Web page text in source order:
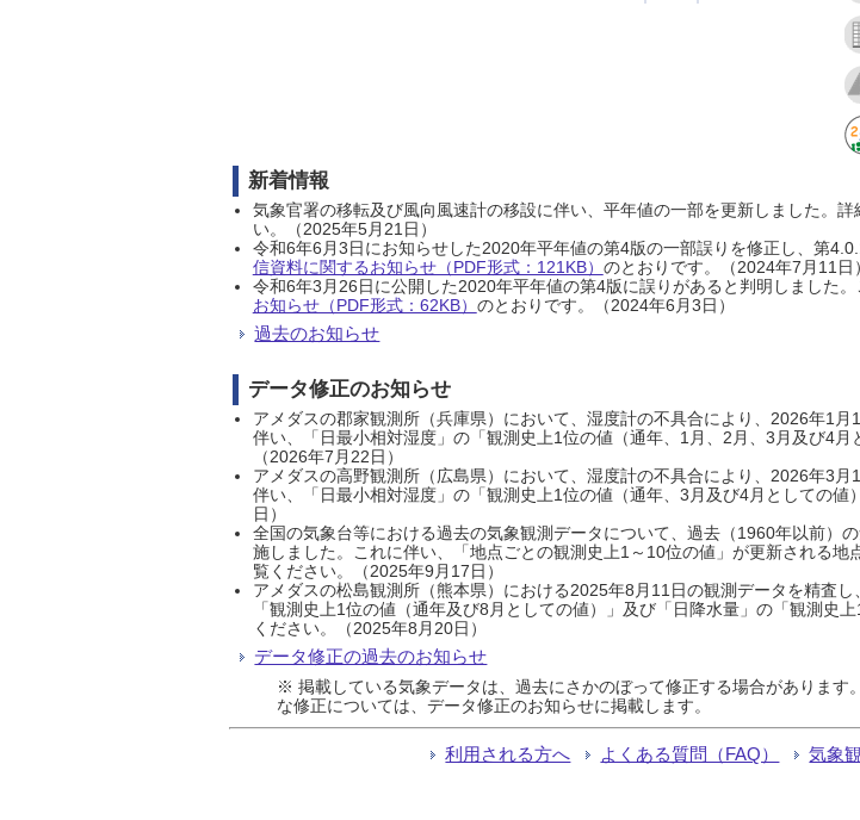
新着情報
気象官署の移転及び風向風速計の移設に伴い、平年値の一部を更新しました。詳
い。（2025年5月21日）
令和6年6月3日にお知らせした2020年平年値の第4版の一部誤りを修正し、第
信資料に関するお知らせ（PDF形式：121KB） のとおりです。（2024年7月11日）
令和6年3月26日に公開した2020年平年値の第4版に誤りがあると判明しました
お知らせ（PDF形式：62KB） のとおりです。（2024年6月3日）
過去のお知らせ
データ修正のお知らせ
アメダスの郡家観測所（兵庫県）において、湿度計の不具合により、2026年1
伴い、「日最小相対湿度」の「観測史上1位の値（通年、1月、2月、3月及び4
（2026年7月22日）
アメダスの高野観測所（広島県）において、湿度計の不具合により、2026年3
伴い、「日最小相対湿度」の「観測史上1位の値（通年、3月及び4月としての
日）
全国の気象台等における過去の気象観測データについて、過去（1960年以前）
施しました。これに伴い、「地点ごとの観測史上1～10位の値」が更新される地
覧ください。（2025年9月17日）
アメダスの松島観測所（熊本県）における2025年8月11日の観測データを精査
「観測史上1位の値（通年及び8月としての値）」及び「日降水量」の「観測史
ください。（2025年8月20日）
データ修正の過去のお知らせ
※ 掲載している気象データは、過去にさかのぼって修正する場合がありま
な修正については、データ修正のお知らせに掲載します。
利用される方へ よくある質問（FAQ） 気象